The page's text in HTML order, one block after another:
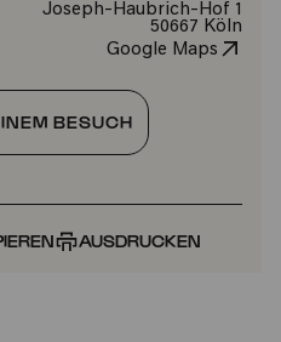
Joseph-Haubrich-Hof 1
50667 Köln
Google Maps
BESUCH
AUSDRUCKEN